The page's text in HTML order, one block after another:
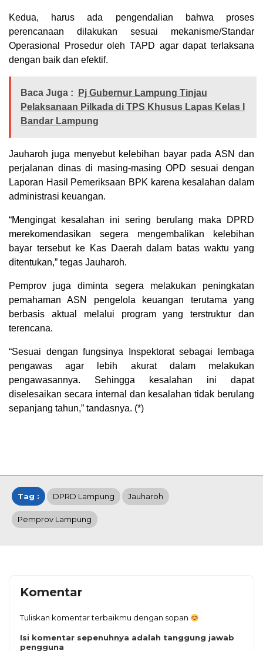
Kedua, harus ada pengendalian bahwa proses
perencanaan dilakukan sesuai mekanisme/Standar
Operasional Prosedur oleh TAPD agar dapat terlaksana
dengan baik dan efektif.
Baca Juga :
Pj Gubernur Lampung Tinjau
Pelaksanaan Pilkada di TPS Khusus Lapas Kelas I
Bandar Lampung
Jauharoh juga menyebut kelebihan bayar pada ASN dan
perjalanan dinas di masing-masing OPD sesuai dengan
Laporan Hasil Pemeriksaan BPK karena kesalahan dalam
administrasi keuangan.
“Mengingat kesalahan ini sering berulang maka DPRD
merekomendasikan segera mengembalikan kelebihan
bayar tersebut ke Kas Daerah dalam batas waktu yang
ditentukan,” tegas Jauharoh.
Pemprov juga diminta segera melakukan peningkatan
pemahaman ASN pengelola keuangan terutama yang
berbasis aktual melalui program yang terstruktur dan
terencana.
“Sesuai dengan fungsinya Inspektorat sebagai lembaga
pengawas agar lebih akurat dalam melakukan
pengawasannya. Sehingga kesalahan ini dapat
diselesaikan secara internal dan kesalahan tidak berulang
sepanjang tahun,” tandasnya. (*)
Tag : DPRD Lampung Jauharoh
Pemprov Lampung
Komentar
Tuliskan komentar terbaikmu dengan sopan
Isi komentar sepenuhnya adalah tanggung jawab
pengguna